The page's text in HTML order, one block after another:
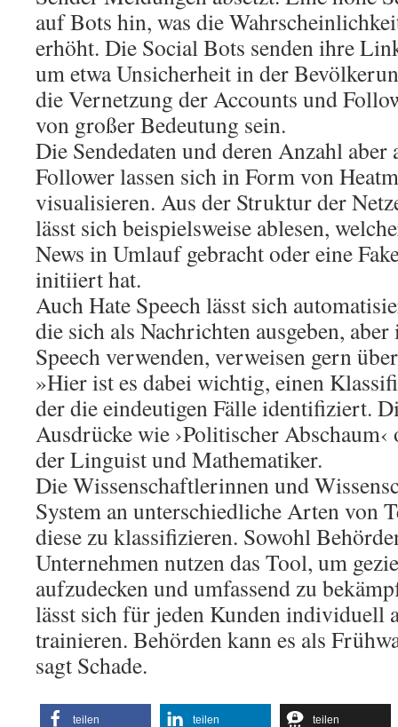
auf Bots hin, was die
erhöht. Die Social Bots senden ihre
um etwa Unsicherheit in der
die Vernetzung der Accounts und
von großer Bedeutung sein.
Die Sendedaten und deren Anzahl aber
Follower lassen sich in Form von
visualisieren. Aus der Struktur der
lässt sich beispielsweise ablesen,
News in Umlauf gebracht oder eine
initiiert hat.
Auch Hate Speech lässt sich
die sich als Nachrichten ausgeben, aber
Speech verwenden, verweisen gern
»Hier ist es dabei wichtig, einen
der die eindeutigen Fälle identifiziert.
Ausdrücke wie ›Politischer Abschaum‹
der Linguist und Mathematiker.
Die Wissenschaftlerinnen und
System an unterschiedliche Arten von
diese zu klassifizieren. Sowohl
Unternehmen nutzen das Tool, um
aufzudecken und umfassend zu
lässt sich für jeden Kunden individuell
trainieren. Behörden kann es als
sagt Schade.
teilen teilen teilen